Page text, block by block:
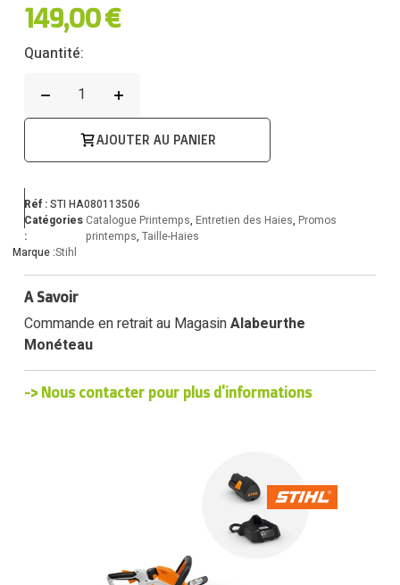
149,00€
Quantité:
AJOUTER AU PANIER
Réf :STI HA080113506
Catégories
:
Catalogue Printemps, Entretien des Haies, Promos
printemps, Taille-Haies
Marque :Stihl
A Savoir
Commande en retrait au MagasinAlabeurthe
Monéteau
-> Nous contacter pour plus d'informations